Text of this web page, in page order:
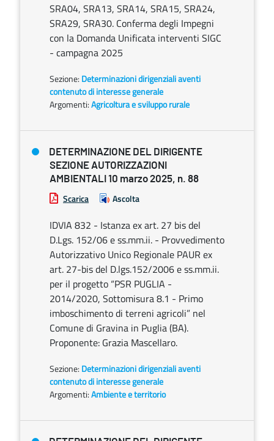
SRA04, SRA13, SRA14, SRA15, SRA24,
SRA29, SRA30. Conferma degli Impegni
con la Domanda Unificata interventi SIGC
- campagna 2025
Sezione: Determinazioni dirigenziali aventi
contenuto di interesse generale
Argomenti:Agricoltura e sviluppo rurale
DETERMINAZIONE DEL DIRIGENTE
SEZIONE AUTORIZZAZIONI
AMBIENTALI 10 marzo 2025, n. 88
Scarica Ascolta
IDVIA 832 - Istanza ex art. 27 bis del
D.Lgs. 152/06 e ss.mm.ii. - Provvedimento
Autorizzativo Unico Regionale PAUR ex
art. 27-bis del D.lgs.152/2006 e ss.mm.ii.
per il progetto “PSR PUGLIA -
2014/2020, Sottomisura 8.1 - Primo
imboschimento di terreni agricoli” nel
Comune di Gravina in Puglia (BA).
Proponente: Grazia Mascellaro.
Sezione: Determinazioni dirigenziali aventi
contenuto di interesse generale
Argomenti:Ambiente e territorio